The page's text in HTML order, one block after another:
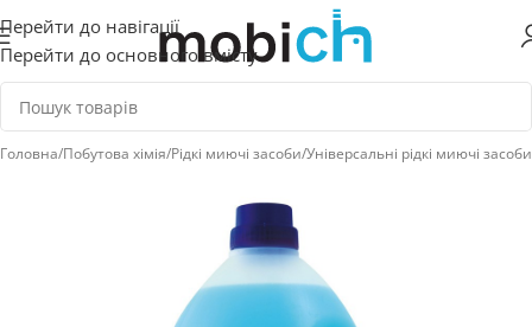
Перейти до навігації
Перейти до основного вмісту
Головна/Побутова хімія/Рідкі миючі засоби/Універсальні рідкі миючі засоби